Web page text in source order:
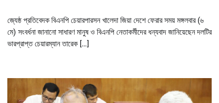
জ্যেষ্ঠ প্রতিবেদক বিএনপি চেয়ারপারসন খালেদা জিয়া দেশে ফেরার সময় মঙ্গলবার (৬
মে) সংবর্ধনা জানানো সাধারণ মানুষ ও বিএনপি নেতাকর্মীদের ধন্যবাদ জানিয়েছেন দলটির
ভারপ্রাপ্ত চেয়ারম্যান তারেক […]